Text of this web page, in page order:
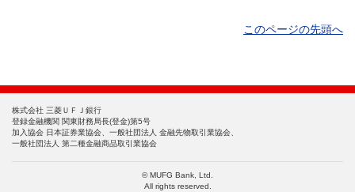
このページの先頭へ
株式会社 三菱ＵＦＪ銀行
登録金融機関 関東財務局長(登金)第5号
加入協会 日本証券業協会、一般社団法人 金融先物取引業協会、
一般社団法人 第二種金融商品取引業協会
© MUFG Bank, Ltd.
All rights reserved.